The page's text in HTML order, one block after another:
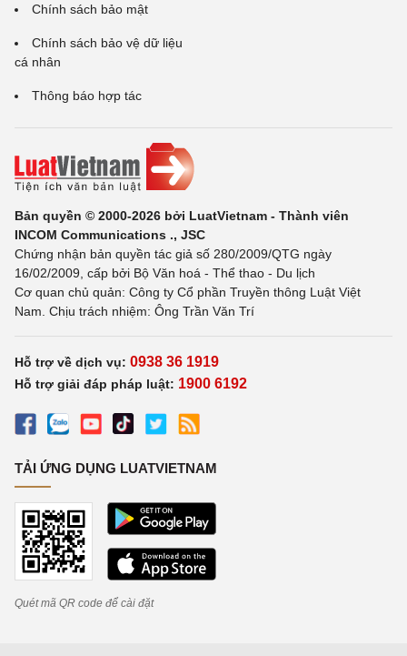
Chính sách bảo mật
Chính sách bảo vệ dữ liệu
cá nhân
Thông báo hợp tác
Bản quyền © 2000-2026 bởi LuatVietnam - Thành viên
INCOM Communications ., JSC
Chứng nhận bản quyền tác giả số 280/2009/QTG ngày
16/02/2009, cấp bởi Bộ Văn hoá - Thể thao - Du lịch
Cơ quan chủ quản: Công ty Cổ phần Truyền thông Luật Việt
Nam. Chịu trách nhiệm: Ông Trần Văn Trí
Hỗ trợ về dịch vụ: 0938 36 1919
Hỗ trợ giải đáp pháp luật: 1900 6192
TẢI ỨNG DỤNG LUATVIETNAM
Quét mã QR code để cài đặt